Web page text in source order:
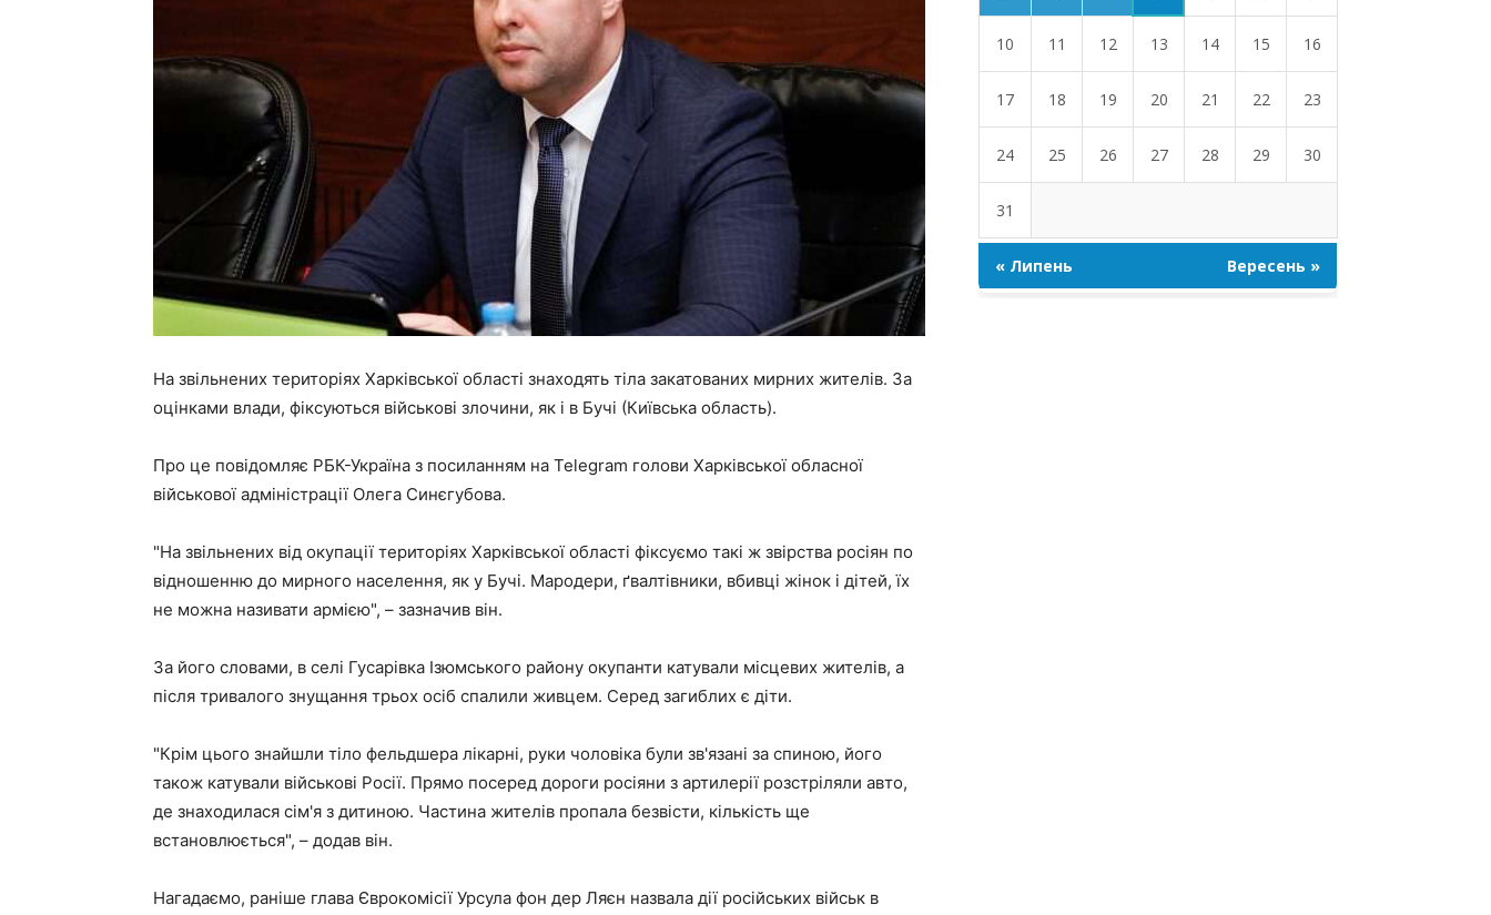
На звільнених територіях Харківської області знаходять тіла закатованих мирних жителів. За
оцінками влади, фіксуються військові злочини, як і в Бучі (Київська область).
Про це повідомляє РБК-Україна з посиланням на Telegram голови Харківської обласної
військової адміністрації Олега Синєгубова.
"На звільнених від окупації територіях Харківської області фіксуємо такі ж звірства росіян по
відношенню до мирного населення, як у Бучі. Мародери, ґвалтівники, вбивці жінок і дітей, їх
не можна називати армією", – зазначив він.
За його словами, в селі Гусарівка Ізюмського району окупанти катували місцевих жителів, а
після тривалого знущання трьох осіб спалили живцем. Серед загиблих є діти.
"Крім цього знайшли тіло фельдшера лікарні, руки чоловіка були зв'язані за спиною, його
також катували військові Росії. Прямо посеред дороги росіяни з артилерії розстріляли авто,
де знаходилася сім'я з дитиною. Частина жителів пропала безвісти, кількість ще
встановлюється", – додав він.
Нагадаємо, раніше глава Єврокомісії Урсула фон дер Ляєн назвала дії російських військ в
10 11 12 13 14 15 16
17 18 19 20 21 22 23
24 25 26 27 28 29 30
31
« Липень Вересень »